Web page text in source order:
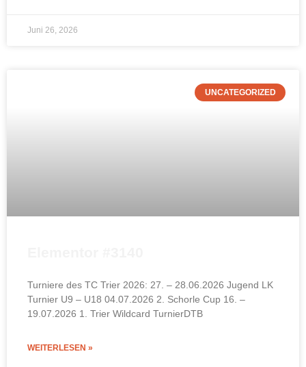
Juni 26, 2026
UNCATEGORIZED
Turniere des TC Trier 2026: 27. – 28.06.2026 Jugend LK
Turnier U9 – U18 04.07.2026 2. Schorle Cup 16. –
19.07.2026 1. Trier Wildcard TurnierDTB
WEITERLESEN »